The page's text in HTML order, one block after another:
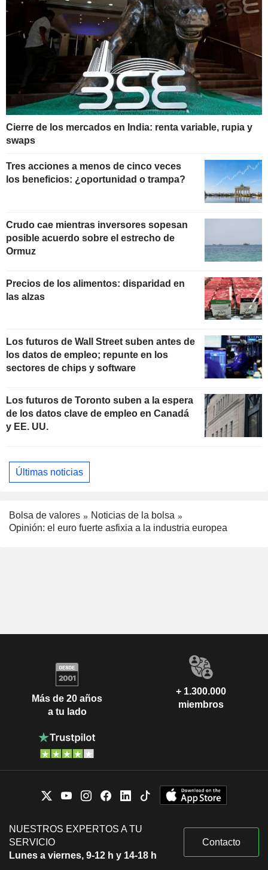
Cierre de los mercados en India: renta variable, rupia y
swaps
Tres acciones a menos de cinco veces
los beneficios: ¿oportunidad o trampa?
Crudo cae mientras inversores sopesan
posible acuerdo sobre el estrecho de
Ormuz
Precios de los alimentos: disparidad en
las alzas
Los futuros de Wall Street suben antes de
los datos de empleo; repunte en los
sectores de chips y software
Los futuros de Toronto suben a la espera
de los datos clave de empleo en Canadá
y EE. UU.
Últimas noticias
Bolsa de valores
Noticias de la bolsa
Opinión: el euro fuerte asfixia a la industria europea
Más de 20 años
a tu lado
+ 1.300.000
miembros
NUESTROS EXPERTOS A TU
SERVICIO
Lunes a viernes, 9-12 h y 14-18 h
Contacto